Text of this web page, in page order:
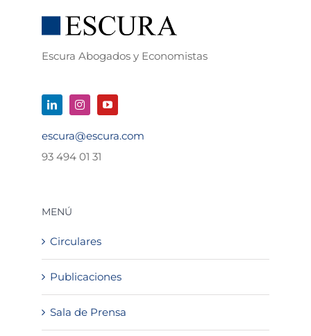
Escura Abogados y Economistas
escura@escura.com
93 494 01 31
MENÚ
Circulares
Publicaciones
Sala de Prensa